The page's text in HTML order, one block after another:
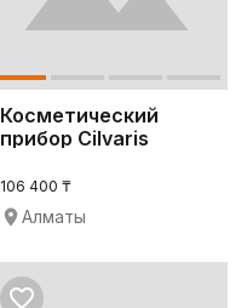
Косметический
прибор Cilvaris
106 400 ₸
Алматы